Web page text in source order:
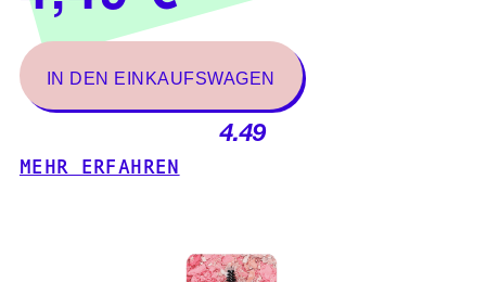
4.49
MEHR ERFAHREN